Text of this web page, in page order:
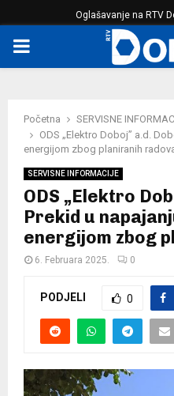
Oglašavanje na RTV
PRIMARY
Početna
SERVISNE
ODS „Elektro Doboj” a.d.
energijom zbog planiranih
SERVISNE INFORMACIJE
ODS „Elektro
Prekid u
energijom zbog
6. Februara 2025. 0
PODJELI 0